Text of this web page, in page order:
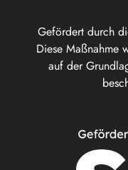
Gefördert durch
Diese Maßnahme
auf der